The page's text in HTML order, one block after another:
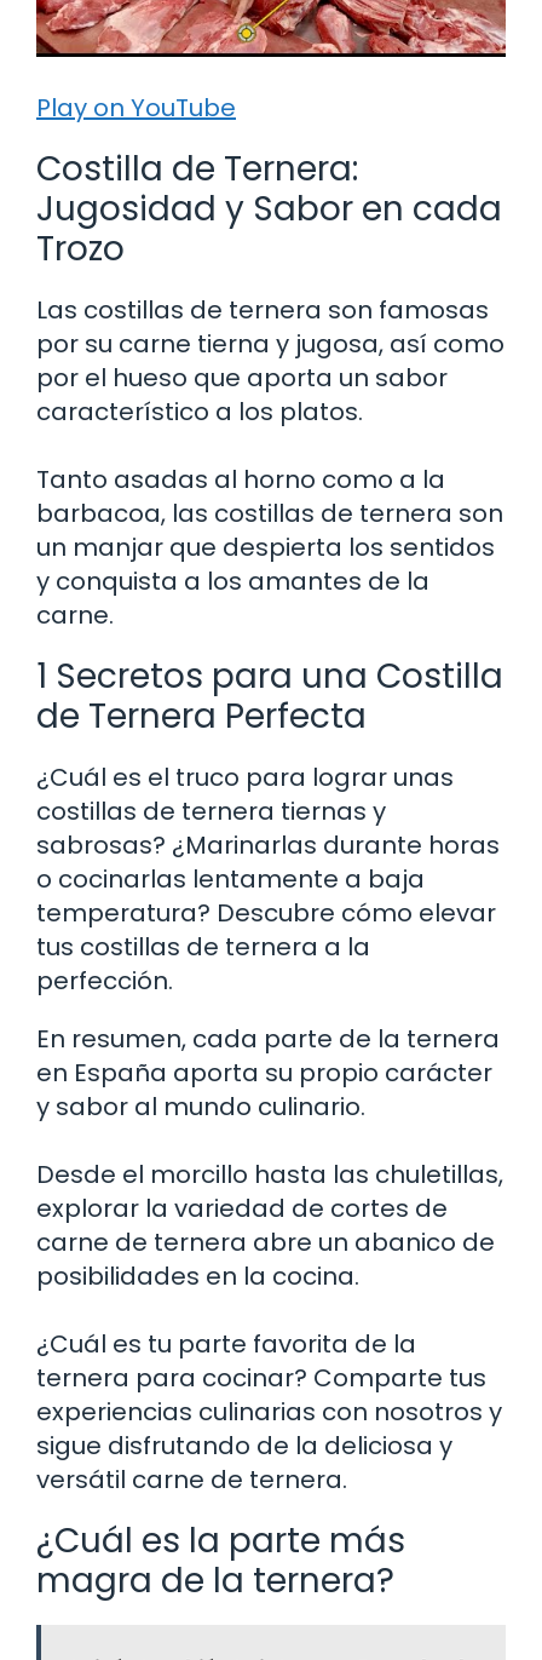
Play on YouTube
Costilla de Ternera:
Jugosidad y Sabor en cada
Trozo
Las costillas de ternera son famosas
por su carne tierna y jugosa, así como
por el hueso que aporta un sabor
característico a los platos.
Tanto asadas al horno como a la
barbacoa, las costillas de ternera son
un manjar que despierta los sentidos
y conquista a los amantes de la
carne.
1 Secretos para una Costilla
de Ternera Perfecta
¿Cuál es el truco para lograr unas
costillas de ternera tiernas y
sabrosas? ¿Marinarlas durante horas
o cocinarlas lentamente a baja
temperatura? Descubre cómo elevar
tus costillas de ternera a la
perfección.
En resumen, cada parte de la ternera
en España aporta su propio carácter
y sabor al mundo culinario.
Desde el morcillo hasta las chuletillas,
explorar la variedad de cortes de
carne de ternera abre un abanico de
posibilidades en la cocina.
¿Cuál es tu parte favorita de la
ternera para cocinar? Comparte tus
experiencias culinarias con nosotros y
sigue disfrutando de la deliciosa y
versátil carne de ternera.
¿Cuál es la parte más
magra de la ternera?